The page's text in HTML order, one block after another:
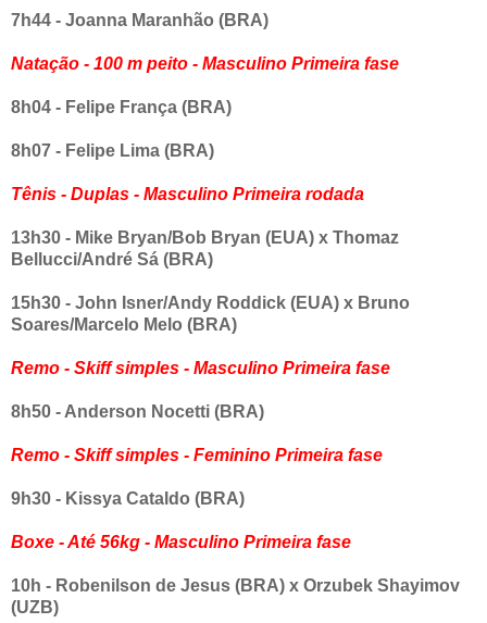
7h44 - Joanna Maranhão (BRA)
Natação - 100 m peito - Masculino Primeira fase
8h04 - Felipe França (BRA)
8h07 - Felipe Lima (BRA)
Tênis - Duplas - Masculino Primeira rodada
13h30 - Mike Bryan/Bob Bryan (EUA) x Thomaz
Bellucci/André Sá (BRA)
15h30 - John Isner/Andy Roddick (EUA) x Bruno
Soares/Marcelo Melo (BRA)
Remo - Skiff simples - Masculino Primeira fase
8h50 - Anderson Nocetti (BRA)
Remo - Skiff simples - Feminino Primeira fase
9h30 - Kissya Cataldo (BRA)
Boxe - Até 56kg - Masculino Primeira fase
10h - Robenilson de Jesus (BRA) x Orzubek Shayimov
(UZB)